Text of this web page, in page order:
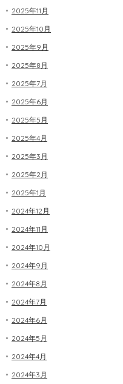
2025年11月
2025年10月
2025年9月
2025年8月
2025年7月
2025年6月
2025年5月
2025年4月
2025年3月
2025年2月
2025年1月
2024年12月
2024年11月
2024年10月
2024年9月
2024年8月
2024年7月
2024年6月
2024年5月
2024年4月
2024年3月